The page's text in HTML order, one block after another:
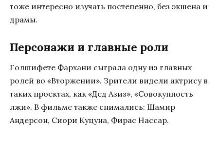
тоже интересно изучать постепенно, без экшена и
драмы.
Персонажи и главные роли
Голшифете Фархани сыграла одну из главных
ролей во «Вторжении». Зрители видели актрису в
таких проектах, как «Дед Азиз», «Совокупность
лжи». В фильме также снимались: Шамир
Андерсон, Сиори Куцуна, Фирас Нассар.